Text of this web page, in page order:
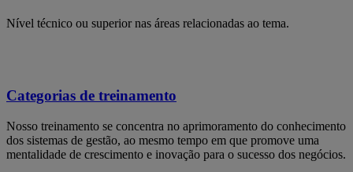
Nível técnico ou superior nas áreas relacionadas ao tema.
Categorias de treinamento
Nosso treinamento se concentra no aprimoramento do conhecimento
dos sistemas de gestão, ao mesmo tempo em que promove uma
mentalidade de crescimento e inovação para o sucesso dos negócios.